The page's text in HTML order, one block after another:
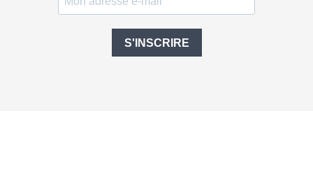
S'INSCRIRE